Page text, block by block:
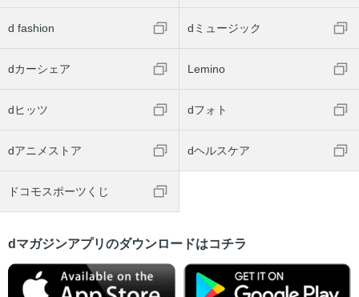
d fashion dミュージック
dカーシェア Lemino
dヒッツ dフォト
dアニメストア dヘルスケア
ドコモスポーツくじ
dマガジンアプリのダウンロードはコチラ